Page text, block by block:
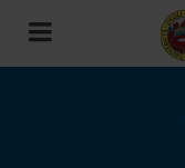
Toggle
navigation